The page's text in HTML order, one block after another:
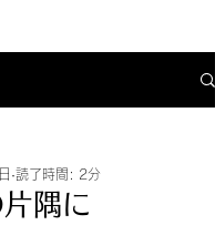
隅に
読了時間: 2分